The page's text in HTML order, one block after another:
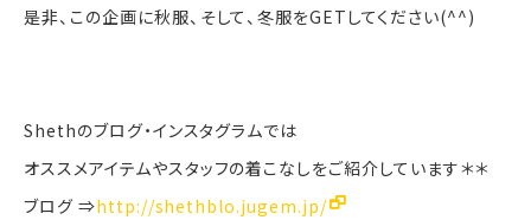
是非、この企画に秋服、そして、冬服をGETしてください(^^)
Shethのブログ・インスタグラムでは
オススメアイテムやスタッフの着こなしをご紹介しています＊＊
ブログ ⇒http://shethblo.jugem.jp/